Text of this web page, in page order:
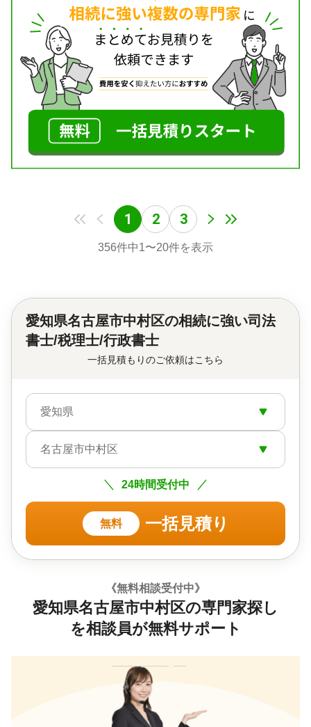
1 2 3
356件中1〜20件を表示
愛知県名古屋市中村区の相続に強い司法
書士/税理士/行政書士
一括見積もりのご依頼はこちら
愛知県
名古屋市中村区
24時間受付中
無料 一括見積り
《無料相談受付中》
愛知県名古屋市中村区の専門家探し
を相談員が無料サポート